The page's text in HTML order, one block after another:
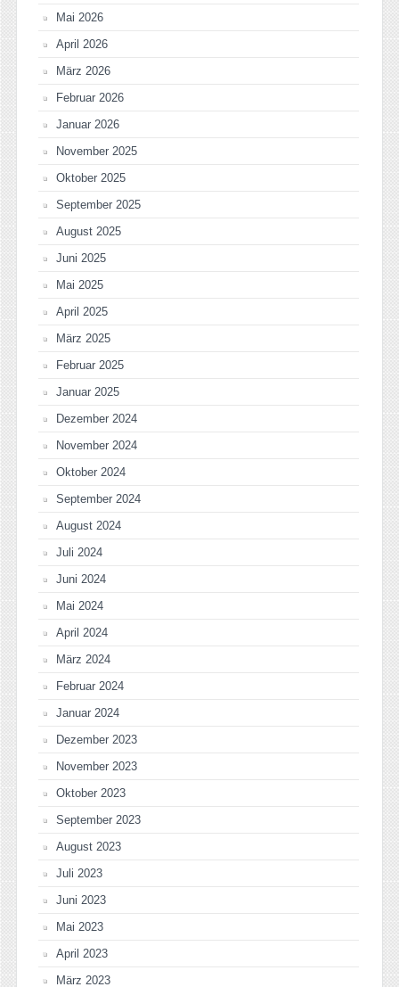
Mai 2026
April 2026
März 2026
Februar 2026
Januar 2026
November 2025
Oktober 2025
September 2025
August 2025
Juni 2025
Mai 2025
April 2025
März 2025
Februar 2025
Januar 2025
Dezember 2024
November 2024
Oktober 2024
September 2024
August 2024
Juli 2024
Juni 2024
Mai 2024
April 2024
März 2024
Februar 2024
Januar 2024
Dezember 2023
November 2023
Oktober 2023
September 2023
August 2023
Juli 2023
Juni 2023
Mai 2023
April 2023
März 2023